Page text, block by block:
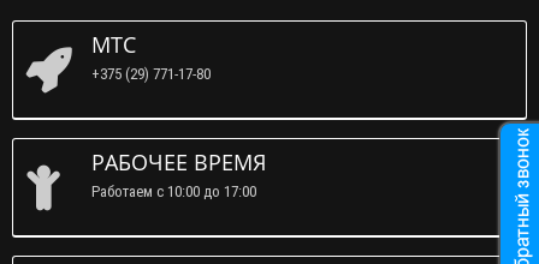
МТС
+375 (29) 771-17-80
РАБОЧЕЕ ВРЕМЯ
Работаем c 10:00 до 17:00